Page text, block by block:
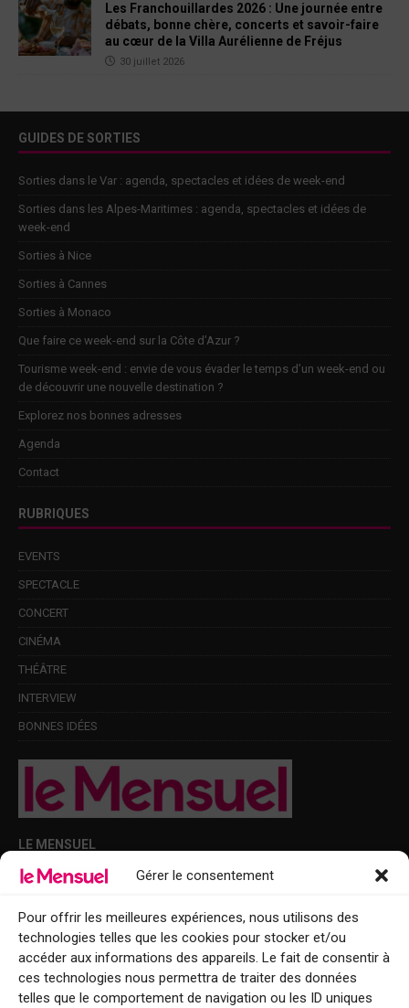
Gérer le consentement
Pour offrir les meilleures expériences, nous utilisons des
technologies telles que les cookies pour stocker et/ou
accéder aux informations des appareils. Le fait de consentir à
ces technologies nous permettra de traiter des données
telles que le comportement de navigation ou les ID uniques
Les Franchouillardes 2026 : Une journée entre
débats, bonne chère, concerts et savoir-faire
au cœur de la Villa Aurélienne de Fréjus
30 juillet 2026
GUIDES DE SORTIES
Sorties dans le Var : agenda, spectacles et idées de week-end
Sorties dans les Alpes-Maritimes : agenda, spectacles et idées de
week-end
Sorties à Nice
Sorties à Cannes
Sorties à Monaco
Que faire ce week-end sur la Côte d’Azur ?
Tourisme week-end : envie de vous évader le temps d’un week-end ou
de découvrir une nouvelle destination ?
Explorez nos bonnes adresses
Agenda
Contact
RUBRIQUES
EVENTS
SPECTACLE
CONCERT
CINÉMA
THÉÂTRE
INTERVIEW
BONNES IDÉES
LE MENSUEL
Points de diffusion Var et Alpes-Maritimes : oû trouver Le Mensuel ?
Le Mensuel en PDF : consultez le magazine en ligne
Qui sommes-nous ?
BFM Top Sorties